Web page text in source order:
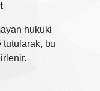
hukuki
tutularak, bu